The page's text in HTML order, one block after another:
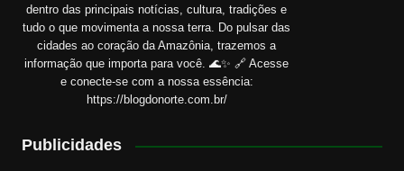
dentro das principais notícias, cultura, tradições e
tudo o que movimenta a nossa terra. Do pulsar das
cidades ao coração da Amazônia, trazemos a
informação que importa para você. 🌊✨ 🔗 Acesse
e conecte-se com a nossa essência:
https://blogdonorte.com.br/
Publicidades